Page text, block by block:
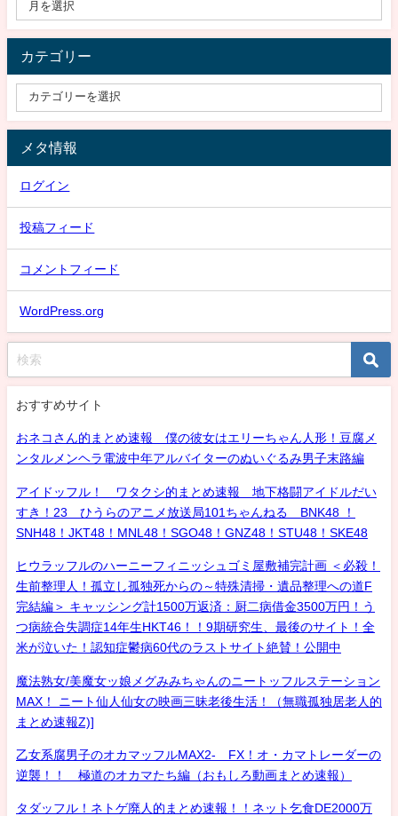
カテゴリー
メタ情報
ログイン
投稿フィード
コメントフィード
WordPress.org
おすすめサイト
おネコさん的まとめ速報 僕の彼女はエリーちゃん人形！豆腐メ
ンタルメンヘラ電波中年アルバイターのぬいぐるみ男子末路編
アイドッフル！ ワタクシ的まとめ速報 地下格闘アイドルだい
すき！23 ひうらのアニメ放送局101ちゃんねる BNK48 ！
SNH48！JKT48！MNL48！SGO48！GNZ48！STU48！SKE48
ヒウラッフルのハーニーフィニッシュゴミ屋敷補完計画 ＜必殺！
生前整理人！孤立し孤独死からの～特殊清掃・遺品整理への道F
完結編＞ キャッシング計1500万返済：厨二病借金3500万円！う
つ病統合失調症14年生HKT46！！9期研究生、最後のサイト！全
米が泣いた！認知症鬱病60代のラストサイト絶賛！公開中
魔法熟女/美魔女ッ娘メグみみちゃんのニートッフルステーション
MAX！ ニート仙人仙女の映画三昧老後生活！（無職孤独居老人的
まとめ速報Z)]
乙女系腐男子のオカマッフルMAX2- FX！オ・カマトレーダーの
逆襲！！ 極道のオカマたち編（おもしろ動画まとめ速報）
タダッフル！ネトゲ廃人的まとめ速報！！ネット乞食DE2000万